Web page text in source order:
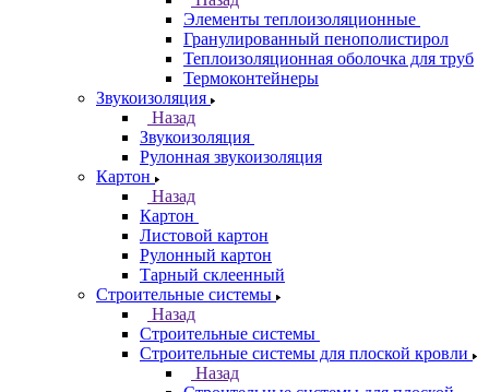
Элементы теплоизоляционные
Гранулированный пенополистирол
Теплоизоляционная оболочка для труб
Термоконтейнеры
Звукоизоляция
Назад
Звукоизоляция
Рулонная звукоизоляция
Картон
Назад
Картон
Листовой картон
Рулонный картон
Тарный склеенный
Строительные системы
Назад
Строительные системы
Строительные системы для плоской кровли
Назад